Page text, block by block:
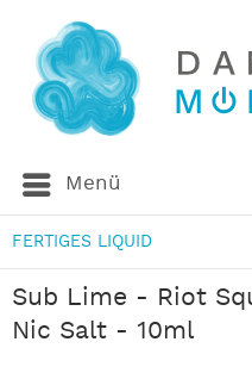
Menü
FERTIGES LIQUID
Sub Lime - Riot
Nic Salt - 10ml